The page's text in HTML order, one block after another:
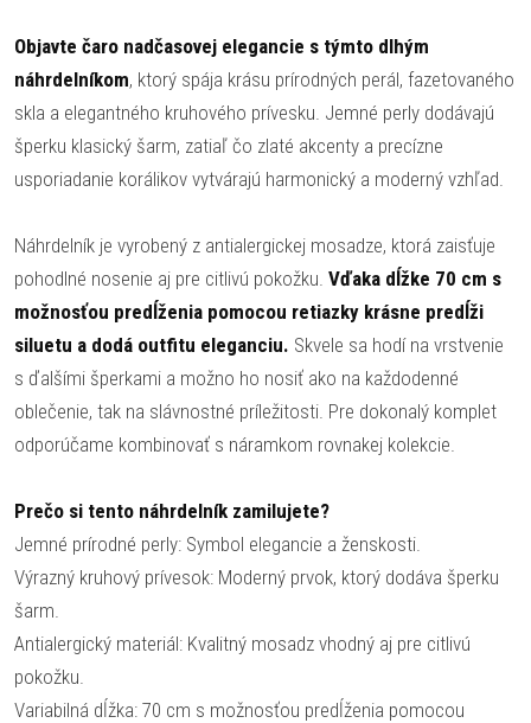
Objavte čaro nadčasovej elegancie s týmto dlhým
náhrdelníkom, ktorý spája krásu prírodných perál, fazetovaného
skla a elegantného kruhového prívesku. Jemné perly dodávajú
šperku klasický šarm, zatiaľ čo zlaté akcenty a precízne
usporiadanie korálikov vytvárajú harmonický a moderný vzhľad.
Náhrdelník je vyrobený z antialergickej mosadze, ktorá zaisťuje
pohodlné nosenie aj pre citlivú pokožku. Vďaka dĺžke 70 cm s
možnosťou predĺženia pomocou retiazky krásne predĺži
siluetu a dodá outfitu eleganciu. Skvele sa hodí na vrstvenie
s ďalšími šperkami a možno ho nosiť ako na každodenné
oblečenie, tak na slávnostné príležitosti. Pre dokonalý komplet
odporúčame kombinovať s náramkom rovnakej kolekcie.
Prečo si tento náhrdelník zamilujete?
Jemné prírodné perly: Symbol elegancie a ženskosti.
Výrazný kruhový prívesok: Moderný prvok, ktorý dodáva šperku
šarm.
Antialergický materiál: Kvalitný mosadz vhodný aj pre citlivú
pokožku.
Variabilná dĺžka: 70 cm s možnosťou predĺženia pomocou